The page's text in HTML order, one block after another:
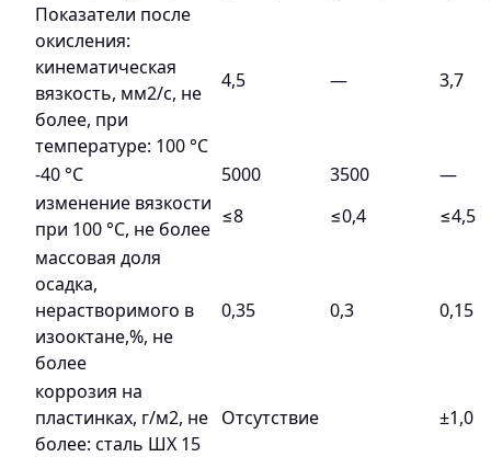
Показатели после
окисления:
кинематическая
вязкость, мм2/с, не
более, при
температуре: 100 °С
4,5 — 3,7
-40 °С 5000 3500
—
изменение вязкости
при 100 °С, не более
≤8 ≤0,4
≤4,5
массовая доля
осадка,
нерастворимого в
изооктане,%, не
более
0,35 0,3 0,15
коррозия на
пластинках, г/м2, не
более: сталь ШХ 15
Отсутствие ±1,0